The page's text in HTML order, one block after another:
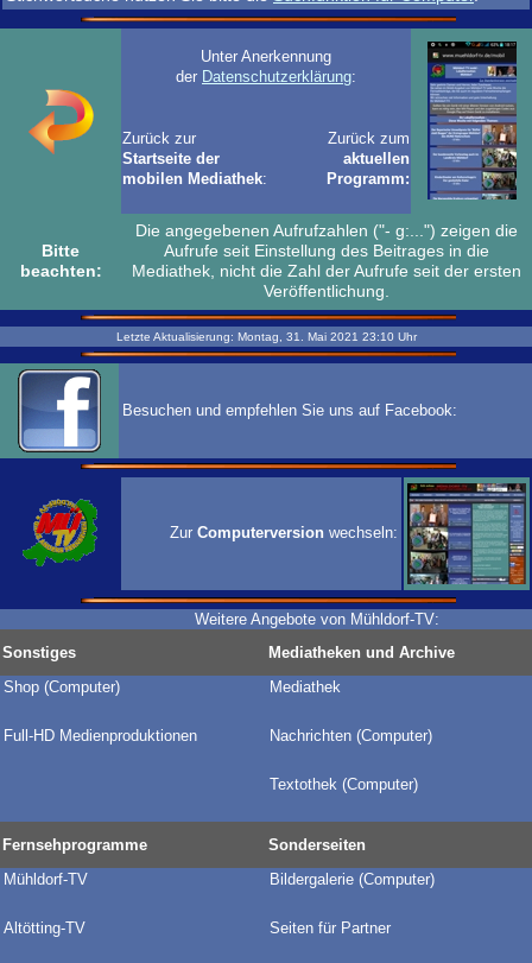
Unter Anerkennung
der Datenschutzerklärung:
Zurück zur
Startseite der
mobilen Mediathek:
Zurück zum
aktuellen
Programm:
Bitte
beachten:
Die angegebenen Aufrufzahlen ("- g:...") zeigen die
Aufrufe seit Einstellung des Beitrages in die
Mediathek, nicht die Zahl der Aufrufe seit der ersten
Veröffentlichung.
Letzte Aktualisierung: Montag, 31. Mai 2021 23:10Uhr
Besuchen und empfehlen Sie uns auf Facebook:
Zur Computerversion wechseln:
Weitere Angebote von Mühldorf-TV:
Sonstiges
Mediatheken und Archive
Shop (Computer)
Mediathek
Full-HD Medienproduktionen Nachrichten (Computer)
Textothek (Computer)
Fernsehprogramme
Sonderseiten
Mühldorf-TV
Bildergalerie (Computer)
Altötting-TV Seiten für Partner